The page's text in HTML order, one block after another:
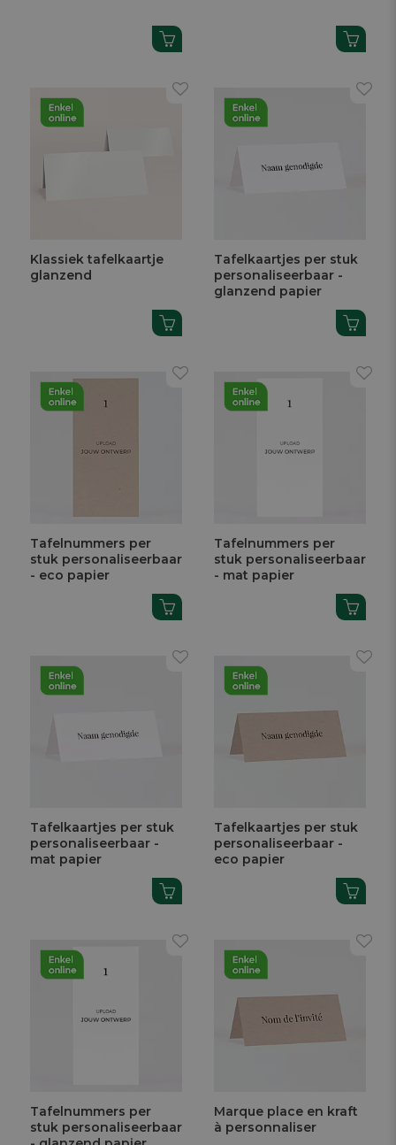
Klassiek tafelkaartje
glanzend
Tafelkaartjes per stuk
personaliseerbaar -
glanzend papier
Tafelnummers per
stuk personaliseerbaar
- eco papier
Tafelnummers per
stuk personaliseerbaar
- mat papier
Tafelkaartjes per stuk
personaliseerbaar -
mat papier
Tafelkaartjes per stuk
personaliseerbaar -
eco papier
Tafelnummers per
stuk personaliseerbaar
Marque place en kraft
à personnaliser